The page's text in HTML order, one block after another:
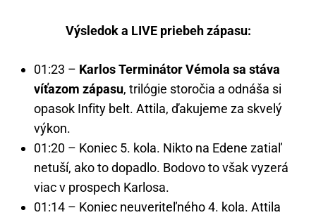
Výsledok a LIVE priebeh zápasu:
01:23 – Karlos Terminátor Vémola sa stáva
víťazom zápasu, trilógie storočia a odnáša si
opasok Infity belt. Attila, ďakujeme za skvelý
výkon.
01:20 – Koniec 5. kola. Nikto na Edene zatiaľ
netuší, ako to dopadlo. Bodovo to však vyzerá
viac v prospech Karlosa.
01:14 – Koniec neuveriteľného 4. kola. Attila